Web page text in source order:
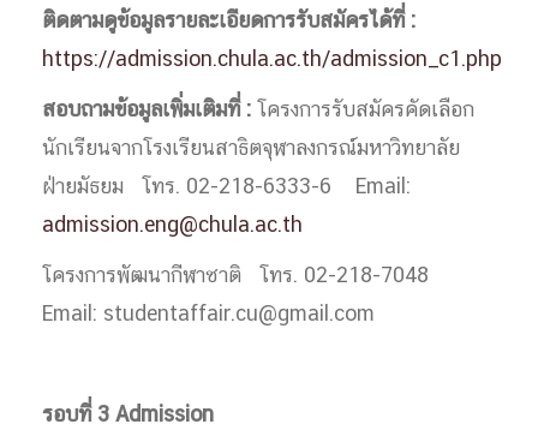
ติดตามดูข้อมูลรายละเอียดการรับสมัครได้ที่ :
https://admission.chula.ac.th/admission_c1.php
สอบถามข้อมูลเพิ่มเติมที่:โครงการรับสมัครคัดเลือก
นักเรียนจากโรงเรียนสาธิตจุฬาลงกรณ์มหาวิทยาลัย
ฝ่ายมัธยม โทร. 02-218-6333-6 Email:
admission.eng@chula.ac.th
โครงการพัฒนากีฬาชาติ โทร. 02-218-7048
Email: studentaffair.cu@gmail.com
รอบที่ 3 Admission